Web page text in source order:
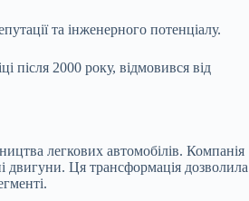
та інженерного потенціалу.
після 2000 року, відмовився від
легкових автомобілів. Компанія
двигуни. Ця трансформація дозволила